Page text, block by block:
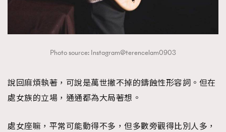
Photo source: Instagram@terencelam0903
說回麻煩執著，可說是萬世撇不掉的鑄蝕性形容詞。但在
處女族的立場，通通都為大局著想。
處女座嘛，平常可能動得不多，但多數旁觀得比別人多，